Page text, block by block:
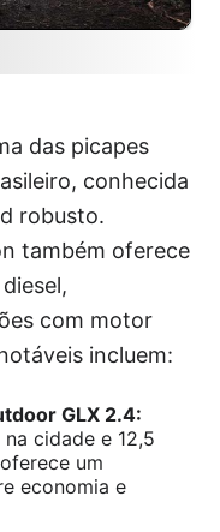
das picapes
conhecida
robusto.
também oferece
com motor
incluem:
GLX 2.4:
cidade e 12,5
um
economia e